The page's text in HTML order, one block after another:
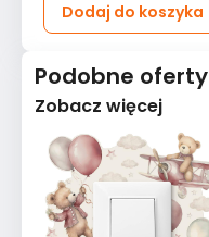
Dodaj do koszyka
Podobne oferty
Zobacz więcej